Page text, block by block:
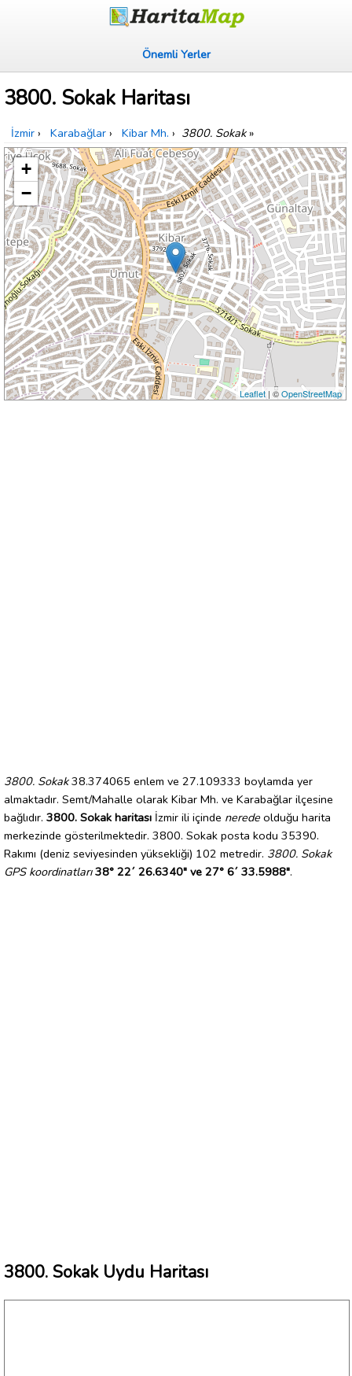
Önemli Yerler
3800. Sokak Haritası
İzmir › Karabağlar › Kibar Mh. › 3800. Sokak»
+
−
Leaflet| ©OpenStreetMap
3800. Sokak38.374065 enlem ve 27.109333 boylamda yer
almaktadır. Semt/Mahalle olarak Kibar Mh. ve Karabağlar ilçesine
bağlıdır. 3800. Sokak haritası İzmir ili içinde nerede olduğu harita
merkezinde gösterilmektedir. 3800. Sokak posta kodu 35390.
Rakımı (deniz seviyesinden yüksekliği) 102 metredir. 3800. Sokak
GPS koordinatları 38° 22´ 26.6340" ve 27° 6´ 33.5988".
3800. Sokak Uydu Haritası